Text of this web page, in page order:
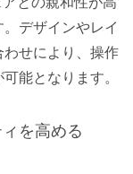
デザインやレイ
せにより、操作
能となります。
を高める